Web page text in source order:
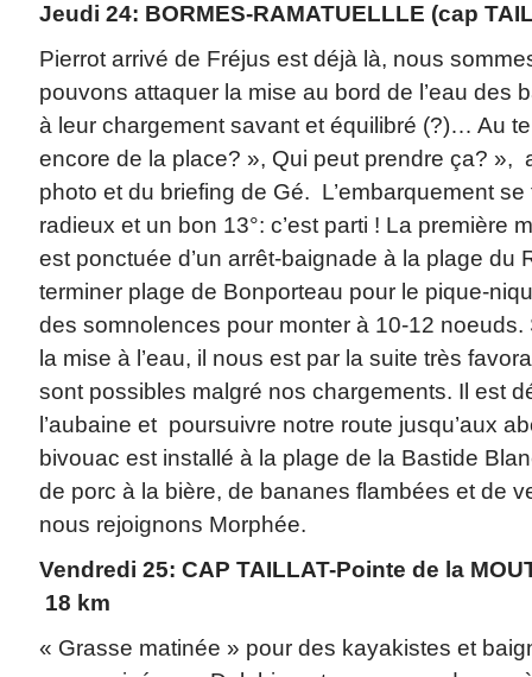
Jeudi 24: BORMES-RAMATUELLLE (cap
Pierrot arrivé de Fréjus est déjà là, nous
pouvons attaquer la mise au bord de l’eau des
à leur chargement savant et équilibré (?)… Au
encore de la place? », Qui peut prendre ça? »,
photo et du briefing de Gé. L’embarquement
radieux et un bon 13°: c’est parti ! La première
est ponctuée d’un arrêt-baignade à la plage du
terminer plage de Bonporteau pour le pique-
des somnolences pour monter à 10-12 noeuds.
la mise à l’eau, il nous est par la suite très
sont possibles malgré nos chargements. Il est
l’aubaine et poursuivre notre route jusqu’aux
bivouac est installé à la plage de la Bastide
de porc à la bière, de bananes flambées et de
nous rejoignons Morphée.
Vendredi 25: CAP TAILLAT-Pointe de la
18 km
« Grasse matinée » pour des kayakistes et